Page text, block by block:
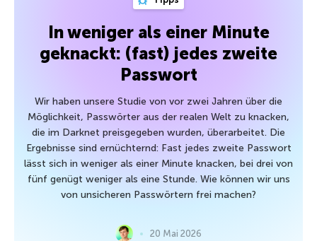
In weniger als einer Minute
geknackt: (fast) jedes zweite
Passwort
Wir haben unsere Studie von vor zwei Jahren über die
Möglichkeit, Passwörter aus der realen Welt zu knacken,
die im Darknet preisgegeben wurden, überarbeitet. Die
Ergebnisse sind ernüchternd: Fast jedes zweite Passwort
lässt sich in weniger als einer Minute knacken, bei drei von
fünf genügt weniger als eine Stunde. Wie können wir uns
von unsicheren Passwörtern frei machen?
20 Mai 2026